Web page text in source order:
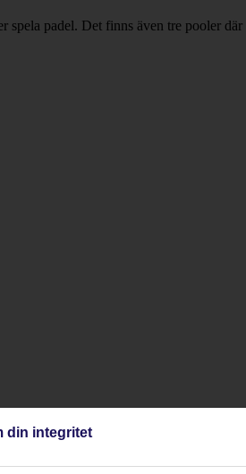
padel. Det finns även tre pooler
din integritet